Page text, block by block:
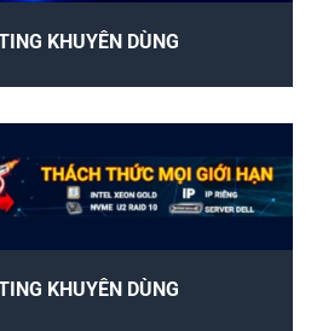
KHUYÊN DÙNG
KHUYÊN DÙNG